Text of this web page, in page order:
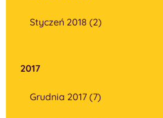
Styczeń 2018 (2)
2017
Grudnia 2017 (7)